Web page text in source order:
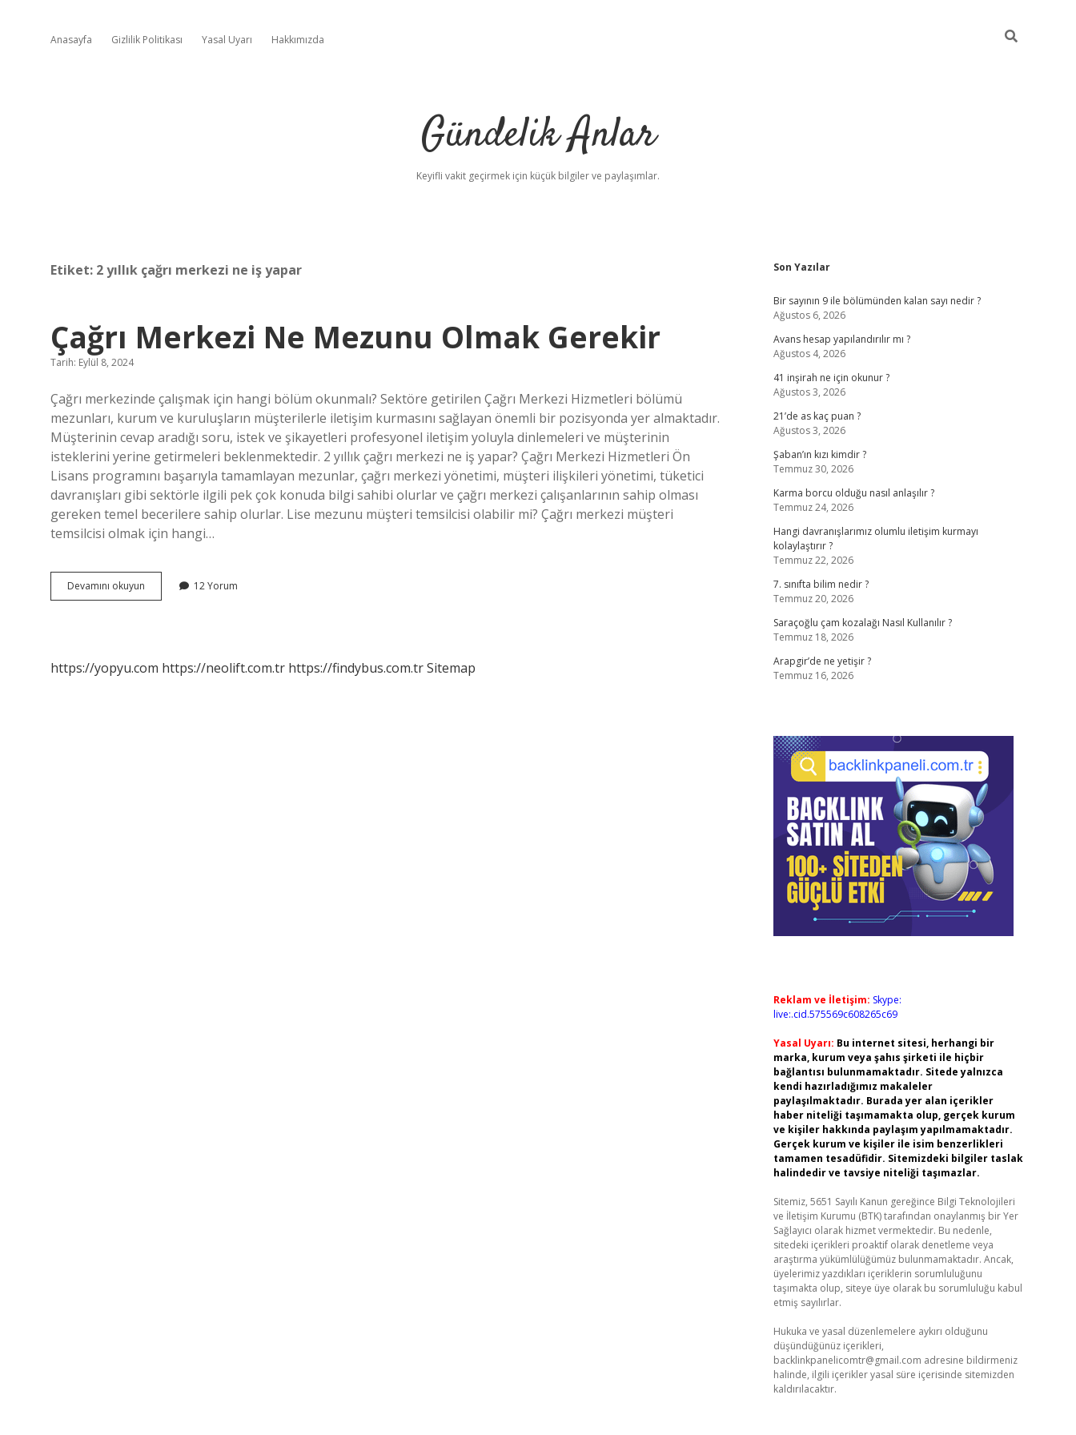
Anasayfa Gizlilik Politikası Yasal Uyarı Hakkımızda
Gündelik Anlar
Keyifli vakit geçirmek için küçük bilgiler ve paylaşımlar.
Etiket: 2 yıllık çağrı merkezi ne iş yapar
Çağrı Merkezi Ne Mezunu Olmak Gerekir
Tarih: Eylül 8, 2024
Çağrı merkezinde çalışmak için hangi bölüm okunmalı? Sektöre getirilen Çağrı Merkezi Hizmetleri bölümü
mezunları, kurum ve kuruluşların müşterilerle iletişim kurmasını sağlayan önemli bir pozisyonda yer almaktadır.
Müşterinin cevap aradığı soru, istek ve şikayetleri profesyonel iletişim yoluyla dinlemeleri ve müşterinin
isteklerini yerine getirmeleri beklenmektedir. 2 yıllık çağrı merkezi ne iş yapar? Çağrı Merkezi Hizmetleri Ön
Lisans programını başarıyla tamamlayan mezunlar, çağrı merkezi yönetimi, müşteri ilişkileri yönetimi, tüketici
davranışları gibi sektörle ilgili pek çok konuda bilgi sahibi olurlar ve çağrı merkezi çalışanlarının sahip olması
gereken temel becerilere sahip olurlar. Lise mezunu müşteri temsilcisi olabilir mi? Çağrı merkezi müşteri
temsilcisi olmak için hangi…
Devamını okuyun
Merkezi
12 Yorum
https://yopyu.com https://neolift.com.tr https://findybus.com.trSitemap
Sidebar
Son Yazılar
Bir sayının 9 ile bölümünden kalan sayı nedir ?
Ağustos 6, 2026
Avans hesap yapılandırılır mı ?
Ağustos 4, 2026
41 inşirah ne için okunur ?
Ağustos 3, 2026
21’de as kaç puan ?
Ağustos 3, 2026
Şaban’ın kızı kimdir ?
Temmuz 30, 2026
Karma borcu olduğu nasıl anlaşılır ?
Temmuz 24, 2026
Hangi davranışlarımız olumlu iletişim kurmayı
kolaylaştırır ?
Temmuz 22, 2026
7. sınıfta bilim nedir ?
Temmuz 20, 2026
Saraçoğlu çam kozalağı Nasıl Kullanılır ?
Temmuz 18, 2026
Arapgir’de ne yetişir ?
Temmuz 16, 2026
Reklam ve İletişim: Skype:
live:.cid.575569c608265c69
Yasal Uyarı: Bu internet sitesi, herhangi bir
marka, kurum veya şahıs şirketi ile hiçbir
bağlantısı bulunmamaktadır. Sitede yalnızca
kendi hazırladığımız makaleler
paylaşılmaktadır. Burada yer alan içerikler
haber niteliği taşımamakta olup, gerçek kurum
ve kişiler hakkında paylaşım yapılmamaktadır.
Gerçek kurum ve kişiler ile isim benzerlikleri
tamamen tesadüfidir. Sitemizdeki bilgiler taslak
halindedir ve tavsiye niteliği taşımazlar.
Sitemiz, 5651 Sayılı Kanun gereğince Bilgi Teknolojileri
ve İletişim Kurumu (BTK) tarafından onaylanmış bir Yer
Sağlayıcı olarak hizmet vermektedir. Bu nedenle,
sitedeki içerikleri proaktif olarak denetleme veya
araştırma yükümlülüğümüz bulunmamaktadır. Ancak,
üyelerimiz yazdıkları içeriklerin sorumluluğunu
taşımakta olup, siteye üye olarak bu sorumluluğu kabul
etmiş sayılırlar.
Hukuka ve yasal düzenlemelere aykırı olduğunu
düşündüğünüz içerikleri,
backlinkpanelicomtr@gmail.com adresine bildirmeniz
halinde, ilgili içerikler yasal süre içerisinde sitemizden
kaldırılacaktır.